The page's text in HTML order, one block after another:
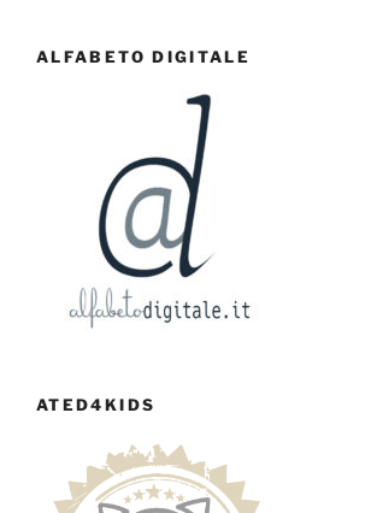
ALFABETO DIGITALE
ATED4KIDS